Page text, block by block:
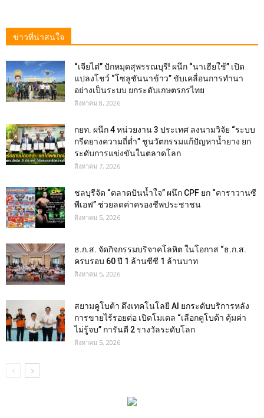
ข่าวที่น่าสนใจ
“เจียไต๋” ปักหมุดสุพรรณบุรี! ผนึก “นาเฮียใช้” เปิด
แปลงโชว์ “โซลูชันนาข้าว” ขับเคลื่อนการทำนา
อย่างเป็นระบบ ยกระดับเกษตรกรไทย
สิงหาคม 8, 2026
กยท. ผนึก 4 หน่วยงาน 3 ประเทศ ลงนามวิจัย “ระบบ
กรีดยางความถี่ต่ำ” ชูนวัตกรรมแก้ปัญหาน้ำยาง ยก
ระดับการแข่งขันในตลาดโลก
สิงหาคม 7, 2026
ชลบุรีจัด “ตลาดปันน้ำใจ” ผนึก CPF ยก “คาราวานซี
พีเอฟ” ช่วยลดค่าครองชีพประชาชน
สิงหาคม 5, 2026
ธ.ก.ส. จัดกิจกรรมบริจาคโลหิต ในโอกาส “ธ.ก.ส.
ครบรอบ 60 ปี 1 ล้านซีซี 1 ล้านบาท
สิงหาคม 5, 2026
สยามคูโบต้า ดึงเทคโนโลยี AI ยกระดับบริการหลัง
การขายไร้รอยต่อ เปิดโมเดล “เลือกคูโบต้า คุ้มค่า
ไม่รู้จบ” การันตี 2 รางวัลระดับโลก
สิงหาคม 5, 2026